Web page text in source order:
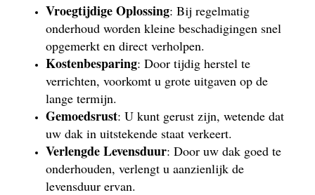
Vroegtijdige Oplossing: Bij regelmatig
onderhoud worden kleine beschadigingen snel
opgemerkt en direct verholpen.
Kostenbesparing: Door tijdig herstel te
verrichten, voorkomt u grote uitgaven op de
lange termijn.
Gemoedsrust: U kunt gerust zijn, wetende dat
uw dak in uitstekende staat verkeert.
Verlengde Levensduur: Door uw dak goed te
onderhouden, verlengt u aanzienlijk de
levensduur ervan.